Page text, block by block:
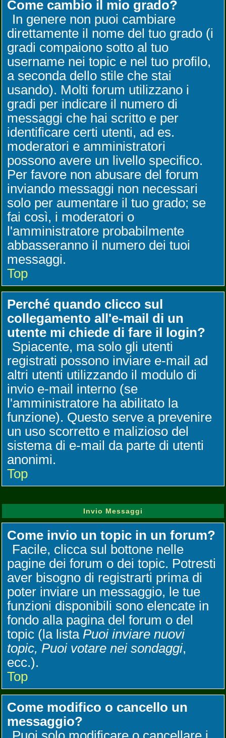
Come cambio il mio grado?
In genere non puoi cambiare
direttamente il nome del tuo grado (i
gradi compaiono sotto al tuo
username nei topic e nel tuo profilo,
a seconda dello stile che stai
usando). Molti forum utilizzano i
gradi per indicare il numero di
messaggi che hai scritto e per
identificare certi utenti, ad es.
moderatori e amministratori
possono avere un livello specifico.
Per favore non abusare del forum
inviando messaggi non necessari
solo per aumentare il tuo grado; se
fai così, i moderatori o
l'amministratore probabilmente
abbasseranno il numero dei tuoi
messaggi.
Top
Perché quando clicco sul
collegamento all'e-mail di un
utente mi chiede di fare il login?
Spiacente, ma solo gli utenti
registrati possono inviare e-mail ad
altri utenti utilizzando il modulo di
invio e-mail interno (se
l'amministratore ha abilitato la
funzione). Questo serve a prevenire
un uso scorretto e malizioso del
sistema di e-mail da parte di utenti
anonimi.
Top
Invio Messaggi
Come invio un topic in un forum?
Facile, clicca sul bottone nelle
pagine dei forum o dei topic. Potresti
aver bisogno di registrarti prima di
poter inviare un messaggio, le tue
funzioni disponibili sono elencate in
fondo alla pagina del forum o del
topic (la lista Puoi inviare nuovi
topic, Puoi votare nei sondaggi,
ecc.).
Top
Come modifico o cancello un
messaggio?